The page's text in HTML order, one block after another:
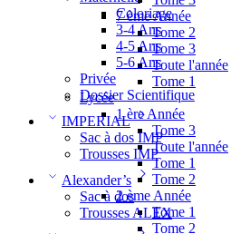
Coloriage
3-4 Ans
4-5 Ans
5-6 Ans
Privée
Dossier Scientifique
IMPERIAL
Sac à dos IMP
Trousses IMP
Alexander’s
Sac à dos
Trousses ALEX
7 ème Année
Tome 2
Tome 3
Toute l'année
Tome 1
Lycée
1 ère Année
Tome 3
Toute l'année
Tome 1
Tome 2
2 ème Année
Tome 1
Tome 2